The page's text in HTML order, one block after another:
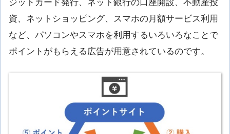
ジットカード発行、ネット銀行の口座開設、不動産投
資、ネットショッピング、スマホの月額サービス利用
など、パソコンやスマホを利用するいろいろなことで
ポイントがもらえる広告が用意されているのです。